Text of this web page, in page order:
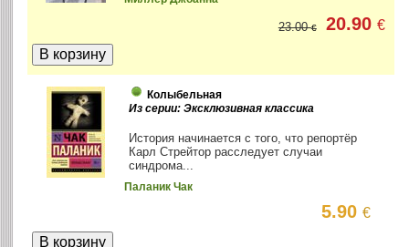
23.00€ 20.90€
Колыбельная
Из серии: Эксклюзивная классика
История начинается с того, что репортёр
Карл Стрейтор расследует случаи
синдрома...
Паланик Чак
5.90€